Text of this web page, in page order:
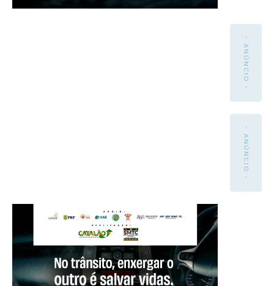
- ANÚNCIO -
- ANÚNCIO -